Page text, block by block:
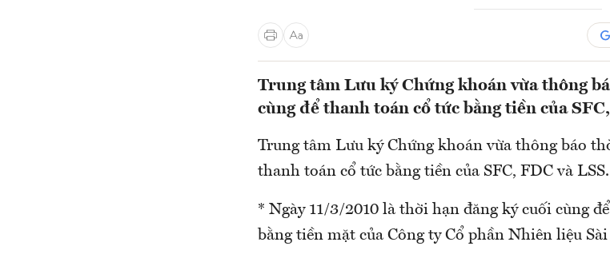
Trung tâm Lưu ký Chứng khoán vừa thông
cùng để thanh toán cổ tức bằng tiền của
Trung tâm Lưu ký Chứng khoán vừa thông báo
thanh toán cổ tức bằng tiền của SFC, FDC và LSS.
* Ngày 11/3/2010 là thời hạn đăng ký cuối cùng
bằng tiền mặt của Công ty Cổ phần Nhiên liệu